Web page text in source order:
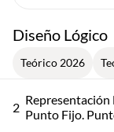
Diseño Lógico
Teórico 2026
2 Punto Fijo.